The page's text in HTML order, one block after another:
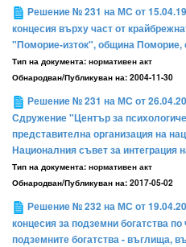
Решение № 231 на МС от
концесия върху част от
"Поморие-изток", община Поморие,
Тип на документа: нормативен акт
Обнародван/Публикуван на: 2004-11-30
Решение № 231 на МС от
Сдружение "Център за
представителна организация на
Националния съвет за интеграция
Тип на документа: нормативен акт
Обнародван/Публикуван на: 2017-05-02
Решение № 232 на МС от
концесия за подземни богатства по
подземните богатства - въглища,